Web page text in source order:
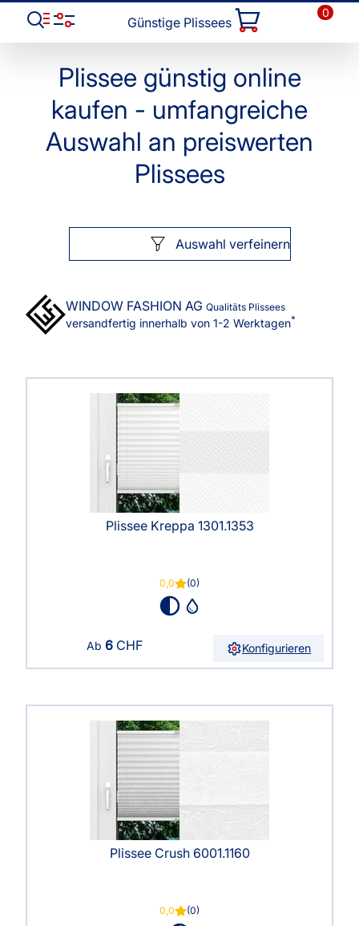
Günstige Plissees
0
Plissee günstig online
kaufen - umfangreiche
Auswahl an preiswerten
Plissees
Auswahl verfeinern
WINDOW FASHION AG Qualitäts Plissees
versandfertig innerhalb von 1-2 Werktagen*
Plissee Kreppa 1301.1353
0,0 (0)
Ab 6 CHF Konfigurieren
Plissee Crush 6001.1160
0,0 (0)